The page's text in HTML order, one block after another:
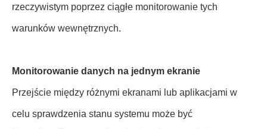
rzeczywistym poprzez ciągłe monitorowanie tych
warunków wewnętrznych.
Monitorowanie danych na jednym ekranie
Przejście między różnymi ekranami lub aplikacjami w
celu sprawdzenia stanu systemu może być